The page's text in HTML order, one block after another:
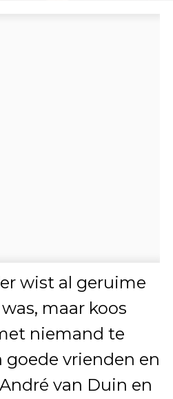
wist al geruime
maar koos
niemand te
goede vrienden en
André van Duin en